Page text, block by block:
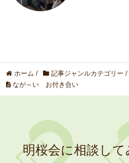
ホーム / 記事ジャンルカテゴリー /
なが～い お付き合い
明桜会に相談し